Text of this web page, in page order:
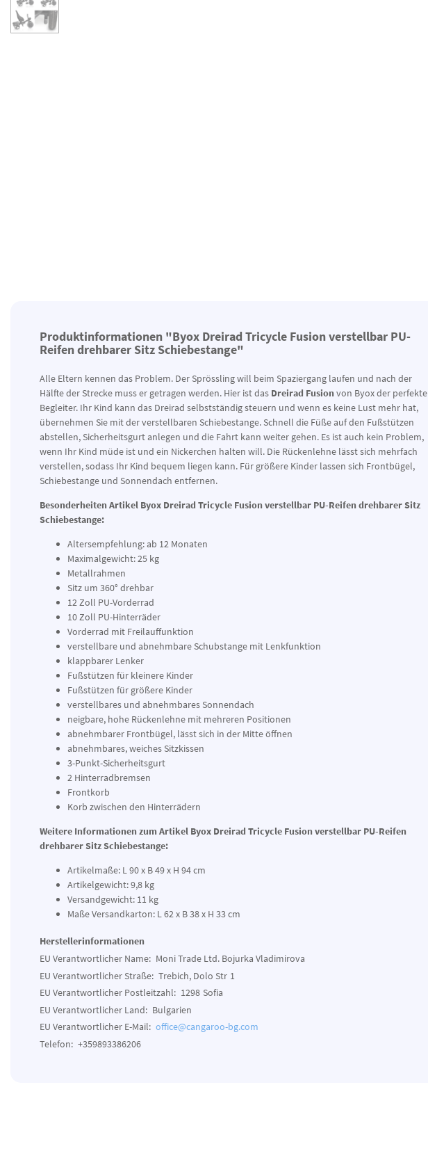
Produktinformationen "Byox Dreirad Tricycle Fusion verstellbar PU-
Reifen drehbarer Sitz Schiebestange"
Alle Eltern kennen das Problem. Der Sprössling will beim Spaziergang laufen und nach der
Hälfte der Strecke muss er getragen werden. Hier ist das Dreirad Fusionvon Byox der perfekte
Begleiter. Ihr Kind kann das Dreirad selbstständig steuern und wenn es keine Lust mehr hat,
übernehmen Sie mit der verstellbaren Schiebestange. Schnell die Füße auf den Fußstützen
abstellen, Sicherheitsgurt anlegen und die Fahrt kann weiter gehen. Es ist auch kein Problem,
wenn Ihr Kind müde ist und ein Nickerchen halten will. Die Rückenlehne lässt sich mehrfach
verstellen, sodass Ihr Kind bequem liegen kann. Für größere Kinder lassen sich Frontbügel,
Schiebestange und Sonnendach entfernen.
Besonderheiten Artikel Byox Dreirad Tricycle Fusion verstellbar PU-Reifen drehbarer Sitz
Schiebestange:
Altersempfehlung: ab 12 Monaten
Maximalgewicht: 25 kg
Metallrahmen
Sitz um 360° drehbar
12 Zoll PU-Vorderrad
10 Zoll PU-Hinterräder
Vorderrad mit Freilauffunktion
verstellbare und abnehmbare Schubstange mit Lenkfunktion
klappbarer Lenker
Fußstützen für kleinere Kinder
Fußstützen für größere Kinder
verstellbares und abnehmbares Sonnendach
neigbare, hohe Rückenlehne mit mehreren Positionen
abnehmbarer Frontbügel, lässt sich in der Mitte öffnen
abnehmbares, weiches Sitzkissen
3-Punkt-Sicherheitsgurt
2 Hinterradbremsen
Frontkorb
Korb zwischen den Hinterrädern
Weitere Informationen zum Artikel Byox Dreirad Tricycle Fusion verstellbar PU-Reifen
drehbarer Sitz Schiebestange:
Artikelmaße: L 90 x B 49 x H 94 cm
Artikelgewicht: 9,8 kg
Versandgewicht: 11 kg
Maße Versandkarton: L 62 x B 38 x H 33 cm
Herstellerinformationen
EU Verantwortlicher Name: Moni Trade Ltd. Bojurka Vladimirova
EU Verantwortlicher Straße: Trebich, Dolo Str 1
EU Verantwortlicher Postleitzahl: 1298 Sofia
EU Verantwortlicher Land: Bulgarien
EU Verantwortlicher E-Mail: office@cangaroo-bg.com
Telefon: +359893386206